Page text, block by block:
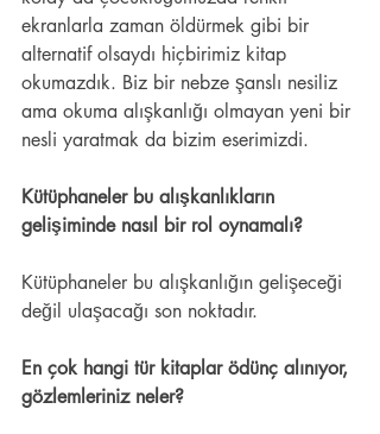
ekranlarla zaman öldürmek gibi bir
alternatif olsaydı hiçbirimiz kitap
okumazdık. Biz bir nebze şanslı nesiliz
ama okuma alışkanlığı olmayan yeni bir
nesli yaratmak da bizim eserimizdi.
Kütüphaneler bu alışkanlıkların
gelişiminde nasıl bir rol oynamalı?
Kütüphaneler bu alışkanlığın gelişeceği
değil ulaşacağı son noktadır.
En çok hangi tür kitaplar ödünç alınıyor,
gözlemleriniz neler?